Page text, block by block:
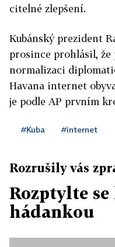
citelné zlepšení.
Kubánský prezident
prosince prohlásil, že
normalizaci
Havana internet
je podle AP prvním
#Kuba #internet
Rozrušily vás
Rozptylte
hádankou